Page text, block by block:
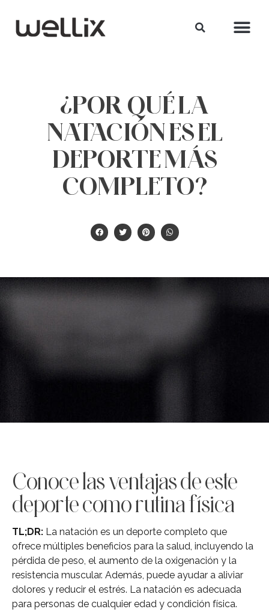
¿POR QUÉ LA
NATACIÓN ES EL
DEPORTE MÁS
COMPLETO?
Conoce las ventajas de este
deporte como rutina física
TL;DR: La natación es un deporte completo que
ofrece múltiples beneficios para la salud, incluyendo la
pérdida de peso, el aumento de la oxigenación y la
resistencia muscular. Además, puede ayudar a aliviar
dolores y reducir el estrés. La natación es adecuada
para personas de cualquier edad y condición física.